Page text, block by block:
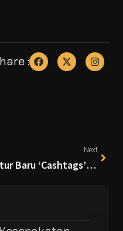
:
Next
Fitur Baru ‘Cashtags’ di X Sukses Cetak Volume Perdagangan $1 Miliar dalam Dua Hari